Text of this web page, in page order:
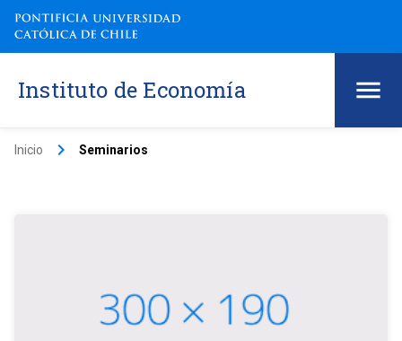
Instituto de Economía
Inicio keyboard_arrow_right Seminarios